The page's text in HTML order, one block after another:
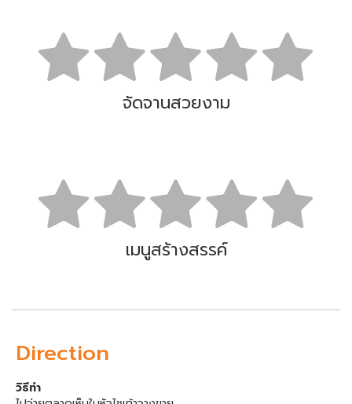
จัดจานสวยงาม
เมนูสร้างสรรค์
Direction
วิธีทำ